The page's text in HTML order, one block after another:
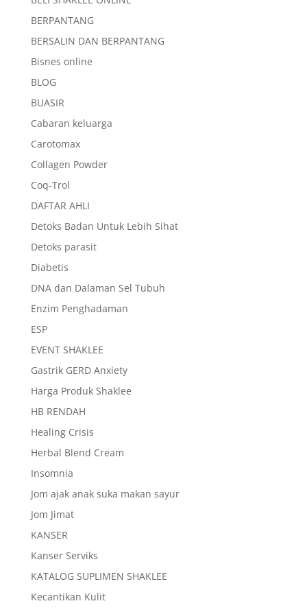
BERPANTANG
BERSALIN DAN BERPANTANG
Bisnes online
BLOG
BUASIR
Cabaran keluarga
Carotomax
Collagen Powder
Coq-Trol
DAFTAR AHLI
Detoks Badan Untuk Lebih Sihat
Detoks parasit
Diabetis
DNA dan Dalaman Sel Tubuh
Enzim Penghadaman
ESP
EVENT SHAKLEE
Gastrik GERD Anxiety
Harga Produk Shaklee
HB RENDAH
Healing Crisis
Herbal Blend Cream
Insomnia
Jom ajak anak suka makan sayur
Jom Jimat
KANSER
Kanser Serviks
KATALOG SUPLIMEN SHAKLEE
Kecantikan Kulit